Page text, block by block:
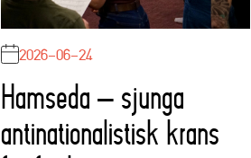
2026-06-24
Hamseda – sjunga
antinationalistisk krans